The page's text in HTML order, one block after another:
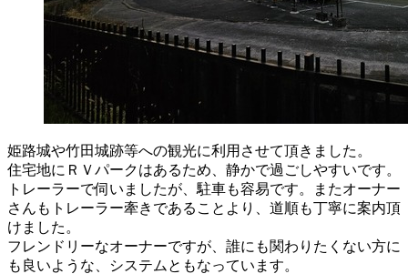
姫路城や竹田城跡等への観光に利用させて頂きました。
住宅地にＲＶパークはあるため、静かで過ごしやすいです。
トレーラーで伺いましたが、駐車も容易です。またオーナー
さんもトレーラー牽きであることより、道順も丁寧に案内頂
けました。
フレンドリーなオーナーですが、誰にも関わりたくない方に
も良いような、システムともなっています。